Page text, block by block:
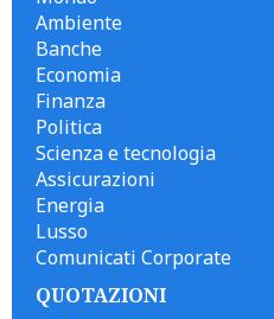
Ambiente
Banche
Economia
Finanza
Politica
Scienza e tecnologia
Assicurazioni
Energia
Lusso
Comunicati Corporate
QUOTAZIONI